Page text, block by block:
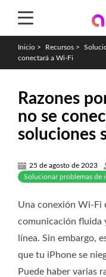
Inicio > Recursos >
conectará a Wi-Fi
Razones
no se
soluciones
25 de agosto de 2023
Solucionar problemas de
Una conexión Wi-Fi
comunicación fluida
línea. Sin embargo,
que tu iPhone se
Puede haber varias